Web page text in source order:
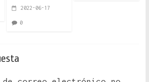
2022-06-17
0